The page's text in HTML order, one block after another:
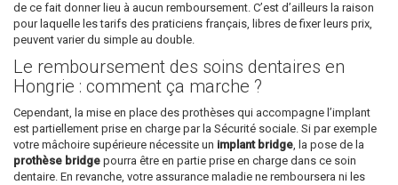
de ce fait donner lieu à aucun remboursement. C’est d’ailleurs la raison
pour laquelle les tarifs des praticiens français, libres de fixer leurs prix,
peuvent varier du simple au double.
Le remboursement des soins dentaires en
Hongrie : comment ça marche ?
Cependant, la mise en place des prothèses qui accompagne l’implant
est partiellement prise en charge par la Sécurité sociale. Si par exemple
votre mâchoire supérieure nécessite un implant bridge, la pose de la
prothèse bridge pourra être en partie prise en charge dans ce soin
dentaire. En revanche, votre assurance maladie ne remboursera ni les